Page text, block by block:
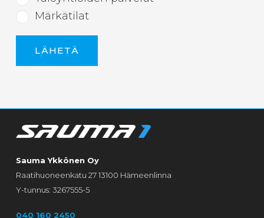
Märkätilat
Sauma Ykkönen Oy
Raatihuoneenkatu 27 13100 Hämeenlinna
Y-tunnus: 3267555-5
040 160 2450